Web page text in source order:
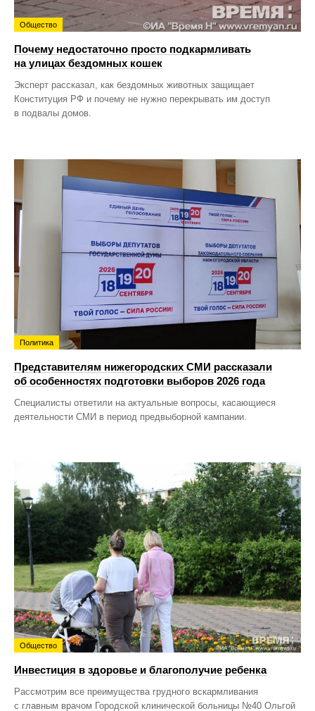
Общество
Почему недостаточно просто подкармливать
на улицах бездомных кошек
Эксперт рассказал, как бездомных животных защищает
Конституция РФ и почему не нужно перекрывать им доступ
в подвалы домов.
Политика
Представителям нижегородских СМИ рассказали
об особенностях подготовки выборов 2026 года
Специалисты ответили на актуальные вопросы, касающиеся
деятельности СМИ в период предвыборной кампании.
Общество
Инвестиция в здоровье и благополучие ребенка
Рассмотрим все преимущества грудного вскармливания
с главным врачом Городской клинической больницы №40 Ольгой